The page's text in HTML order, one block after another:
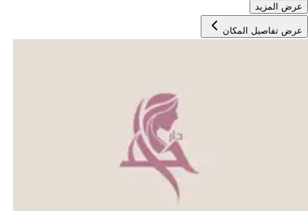
عرض المزيد
عرض تفاصيل المكان